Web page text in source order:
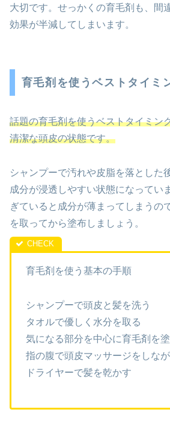
大切です。せっかくの育毛剤も、間
効果が半減してしまいます。
育毛剤を使うベストタイミ
話題の育毛剤を使うベストタイミン
清潔な頭皮の状態です。
シャンプーで汚れや皮脂を落とした
成分が浸透しやすい状態になってい
ぎていると成分が薄まってしまうの
を取ってから塗布しましょう。
育毛剤を使う基本の手順
シャンプーで頭皮と髪を洗う
タオルで優しく水分を取る
気になる部分を中心に育毛剤を
指の腹で頭皮マッサージをしな
ドライヤーで髪を乾かす